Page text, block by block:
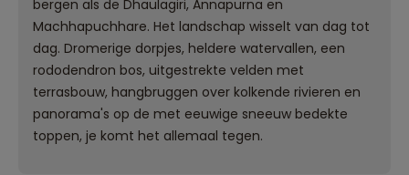
bergen als de Dhaulagiri, Annapurna en
Machhapuchhare. Het landschap wisselt van dag tot
dag. Dromerige dorpjes, heldere watervallen, een
rododendron bos, uitgestrekte velden met
terrasbouw, hangbruggen over kolkende rivieren en
panorama's op de met eeuwige sneeuw bedekte
toppen, je komt het allemaal tegen.